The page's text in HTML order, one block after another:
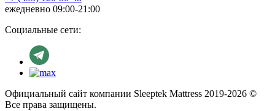
ежедневно 09:00-21:00
Социальные сети:
Официальный сайт компании Sleeptek Mattress 2019-2026 ©
Все права защищены.